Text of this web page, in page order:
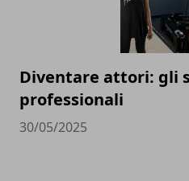
Diventare attori: gli
professionali
30/05/2025